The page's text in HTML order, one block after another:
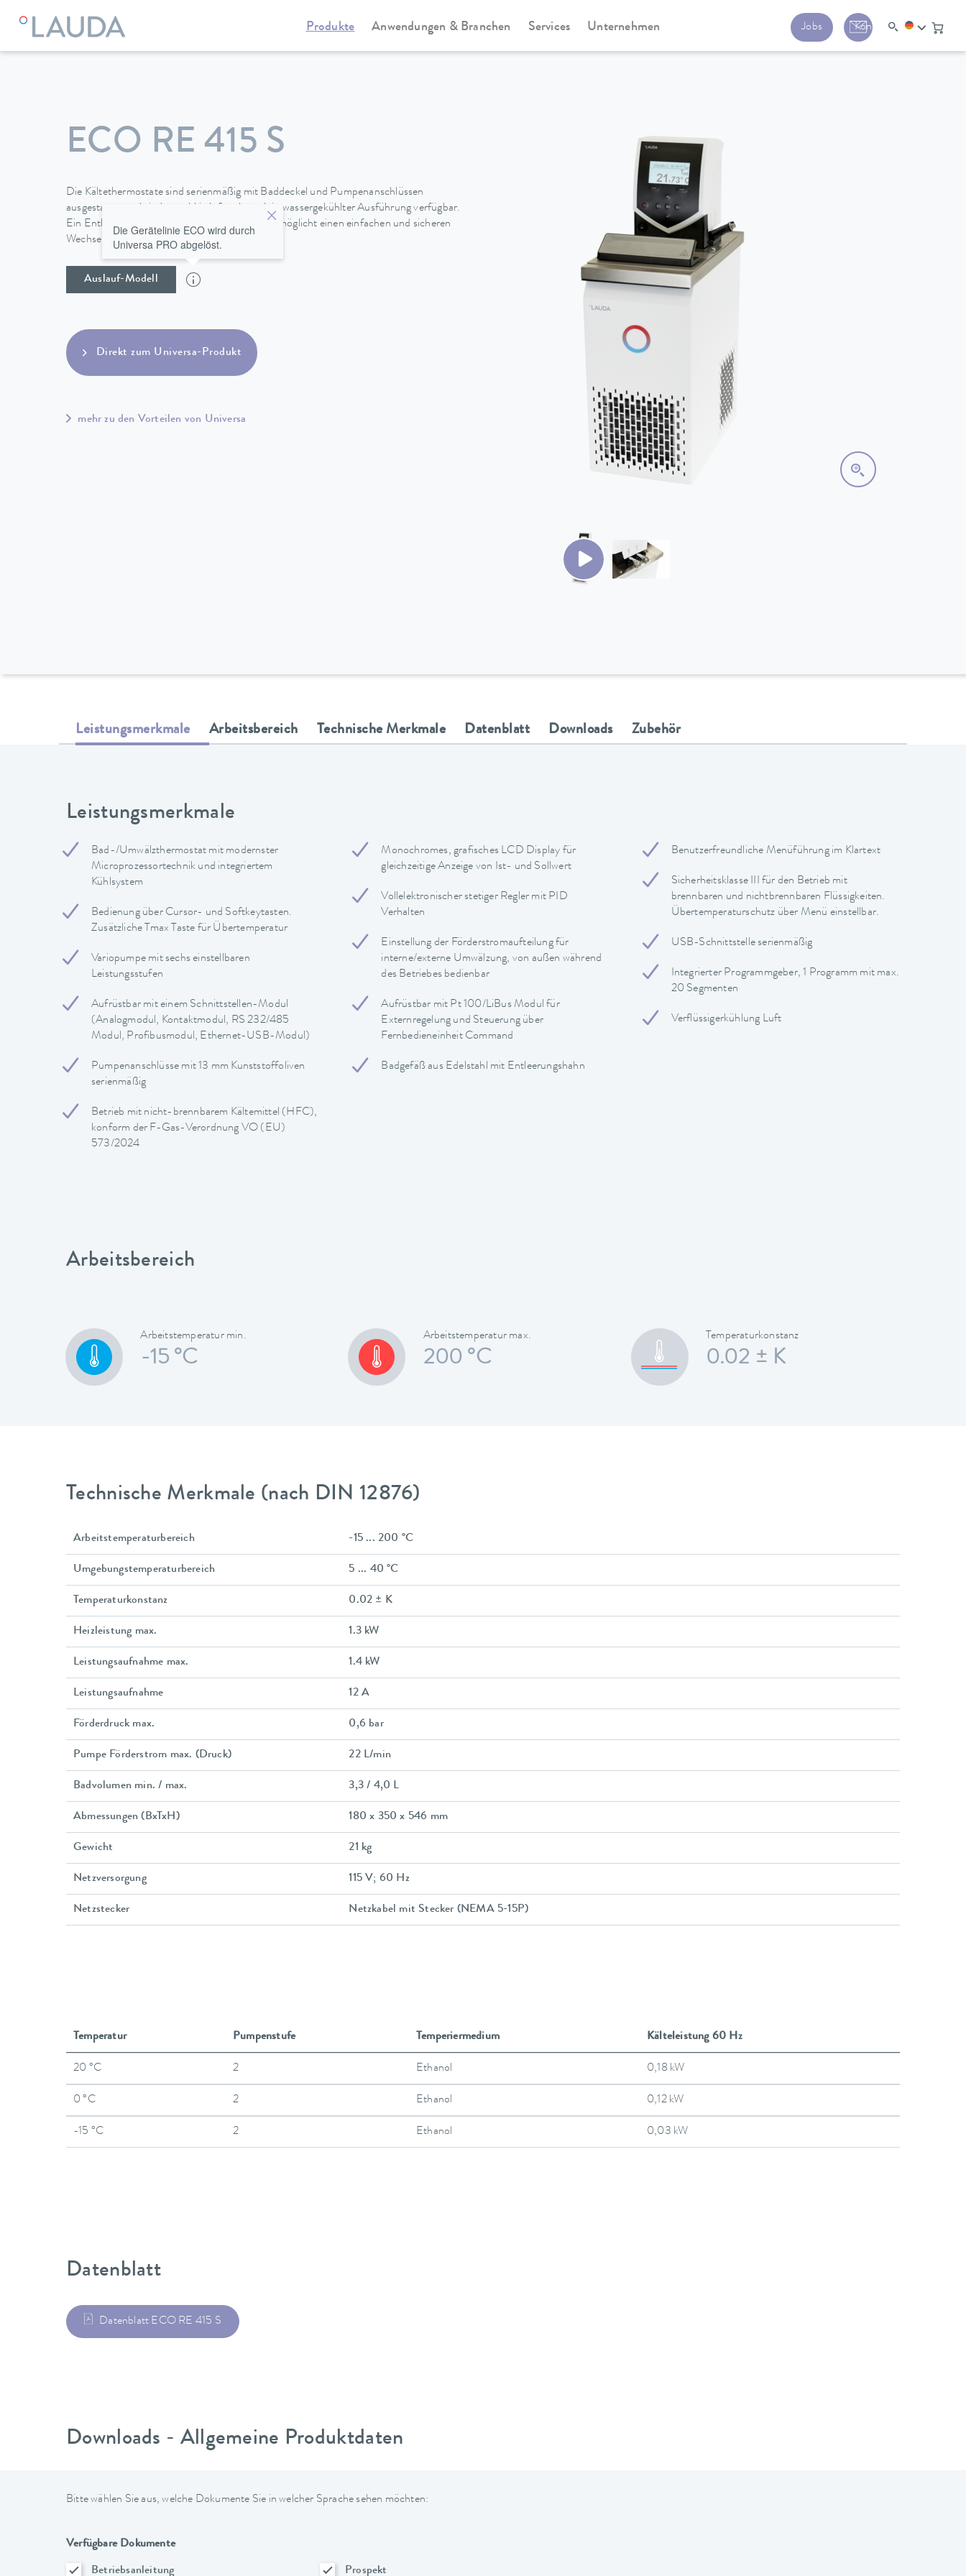
Produkte Anwendungen & Branchen Services Unternehmen Jobs Kontakt
LAUDA Temperiergeräte Kältethermostate Universa
ECO RE 415 S
Die Kältethermostate sind serienmäßig mit Baddeckel und Pumpenanschlüssen
ausgestattet und sind sowohl in luft- als auch in wassergekühlter Ausführung verfügbar.
Ein Entleerungshahn an der Geräterückseite ermöglicht einen einfachen und sicheren
Wechsel der Temperierflüssigkeit.
Auslauf-Modell
Die Gerätelinie ECO wird durch
Universa PRO abgelöst.
Direkt zum Universa-Produkt
mehr zu den Vorteilen von Universa
Leistungsmerkmale Arbeitsbereich Technische Merkmale Datenblatt Downloads Zubehör
Leistungsmerkmale
Bad-/Umwälzthermostat mit modernster
Microprozessortechnik und integriertem
Kühlsystem
Bedienung über Cursor- und Softkeytasten.
Zusätzliche Tmax Taste für Übertemperatur
Variopumpe mit sechs einstellbaren
Leistungsstufen
Aufrüstbar mit einem Schnittstellen-Modul
(Analogmodul, Kontaktmodul, RS 232/485
Modul, Profibusmodul, Ethernet-USB-Modul)
Pumpenanschlüsse mit 13 mm Kunststoffoliven
serienmäßig
Betrieb mit nicht-brennbarem Kältemittel (HFC),
konform der F-Gas-Verordnung VO (EU)
573/2024
Monochromes, grafisches LCD Display für
gleichzeitige Anzeige von Ist- und Sollwert
Vollelektronischer stetiger Regler mit PID
Verhalten
Einstellung der Förderstromaufteilung für
interne/externe Umwälzung, von außen während
des Betriebes bedienbar
Aufrüstbar mit Pt 100/LiBus Modul für
Externregelung und Steuerung über
Fernbedieneinheit Command
Badgefäß aus Edelstahl mit Entleerungshahn
Benutzerfreundliche Menüführung im Klartext
Sicherheitsklasse III für den Betrieb mit
brennbaren und nichtbrennbaren Flüssigkeiten.
Übertemperaturschutz über Menü einstellbar.
USB-Schnittstelle serienmäßig
Integrierter Programmgeber, 1 Programm mit max.
20 Segmenten
Verflüssigerkühlung Luft
Arbeitsbereich
Arbeitstemperatur min.
-15 °C
Arbeitstemperatur max.
200 °C
Temperaturkonstanz
0.02 ± K
Technische Merkmale (nach DIN 12876)
Arbeitstemperaturbereich -15 ... 200 °C
Umgebungstemperaturbereich 5 ... 40 °C
Temperaturkonstanz 0.02 ± K
Heizleistung max. 1.3 kW
Leistungsaufnahme max. 1.4 kW
Leistungsaufnahme 12 A
Förderdruck max. 0,6 bar
Pumpe Förderstrom max. (Druck) 22 L/min
Badvolumen min. / max. 3,3 / 4,0 L
Abmessungen (BxTxH) 180 x 350 x 546 mm
Gewicht 21 kg
Netzversorgung 115 V; 60 Hz
Netzstecker Netzkabel mit Stecker (NEMA 5-15P)
Temperatur Pumpenstufe Temperiermedium Kälteleistung 60 Hz
20 °C 2 Ethanol 0,18 kW
0 °C 2 Ethanol 0,12 kW
-15 °C 2 Ethanol 0,03 kW
Datenblatt
Datenblatt ECO RE 415 S
Downloads - Allgemeine Produktdaten
Bitte wählen Sie aus, welche Dokumente Sie in welcher Sprache sehen möchten:
Verfügbare Dokumente
Betriebsanleitung Prospekt